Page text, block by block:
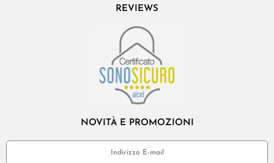
REVIEWS
NOVITÀ E PROMOZIONI